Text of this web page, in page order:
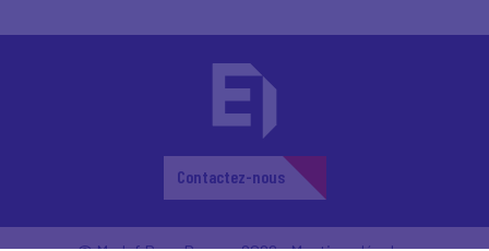
Contactez-nous